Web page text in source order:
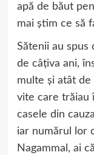
apă de băut
mai știm ce să
Sătenii au spus
de câțiva ani,
multe și atât de
vite care trăiau
casele din
iar numărul lor
Nagammal, ai